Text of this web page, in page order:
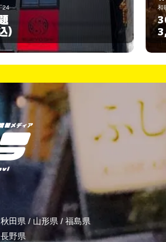
和歌山市新内１１番地
30分飲み放題
3,000円
秋田県 / 山形県/ 福島県
長野県